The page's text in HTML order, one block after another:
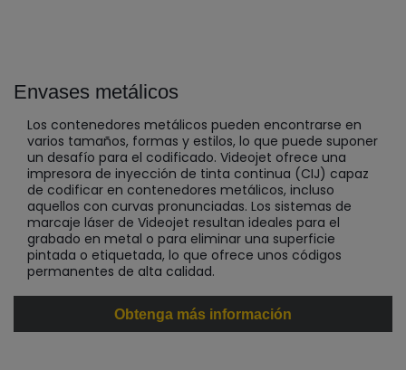
Envases metálicos
Los contenedores metálicos pueden encontrarse en
varios tamaños, formas y estilos, lo que puede suponer
un desafío para el codificado. Videojet ofrece una
impresora de inyección de tinta continua (CIJ) capaz
de codificar en contenedores metálicos, incluso
aquellos con curvas pronunciadas. Los sistemas de
marcaje láser de Videojet resultan ideales para el
grabado en metal o para eliminar una superficie
pintada o etiquetada, lo que ofrece unos códigos
permanentes de alta calidad.
Obtenga más información